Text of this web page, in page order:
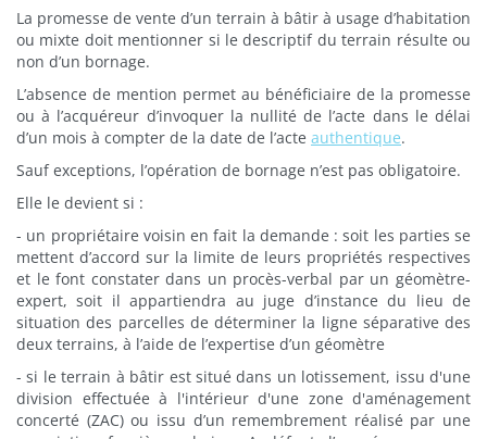
La promesse de vente d’un terrain à bâtir à usage d’habitation
ou mixte doit mentionner si le descriptif du terrain résulte ou
non d’un bornage.
L’absence de mention permet au bénéficiaire de la promesse
ou à l’acquéreur d’invoquer la nullité de l’acte dans le délai
d’un mois à compter de la date de l’acte authentique.
Sauf exceptions, l’opération de bornage n’est pas obligatoire.
Elle le devient si :
- un propriétaire voisin en fait la demande : soit les parties se
mettent d’accord sur la limite de leurs propriétés respectives
et le font constater dans un procès-verbal par un géomètre-
expert, soit il appartiendra au juge d’instance du lieu de
situation des parcelles de déterminer la ligne séparative des
deux terrains, à l’aide de l’expertise d’un géomètre
- si le terrain à bâtir est situé dans un lotissement, issu d'une
division effectuée à l'intérieur d'une zone d'aménagement
concerté (ZAC) ou issu d’un remembrement réalisé par une